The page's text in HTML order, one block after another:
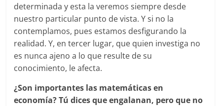
determinada y esta la veremos siempre desde
nuestro particular punto de vista. Y si no la
contemplamos, pues estamos desfigurando la
realidad. Y, en tercer lugar, que quien investiga no
es nunca ajeno a lo que resulte de su
conocimiento, le afecta.
¿Son importantes las matemáticas en
economía? Tú dices que engalanan, pero que no